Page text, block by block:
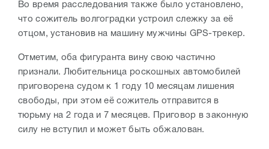
Во время расследования также было установлено,
что сожитель волгоградки устроил слежку за её
отцом, установив на машину мужчины GPS-трекер.
Отметим, оба фигуранта вину свою частично
признали. Любительница роскошных автомобилей
приговорена судом к 1 году 10 месяцам лишения
свободы, при этом её сожитель отправится в
тюрьму на 2 года и 7 месяцев. Приговор в законную
силу не вступил и может быть обжалован.